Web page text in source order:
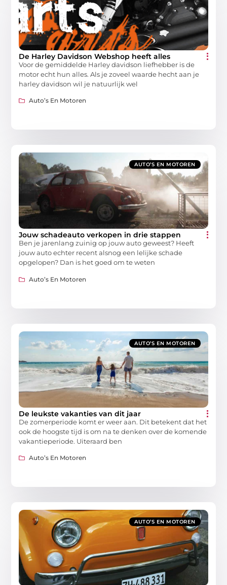
De Harley Davidson Webshop heeft alles
Voor de gemiddelde Harley davidson liefhebber is de
motor echt hun alles. Als je zoveel waarde hecht aan je
harley davidson wil je natuurlijk wel
Auto’s En Motoren
AUTO’S EN MOTOREN
Jouw schadeauto verkopen in drie stappen
Ben je jarenlang zuinig op jouw auto geweest? Heeft
jouw auto echter recent alsnog een lelijke schade
opgelopen? Dan is het goed om te weten
Auto’s En Motoren
AUTO’S EN MOTOREN
De leukste vakanties van dit jaar
De zomerperiode komt er weer aan. Dit betekent dat het
ook de hoogste tijd is om na te denken over de komende
vakantieperiode. Uiteraard ben
Auto’s En Motoren
AUTO’S EN MOTOREN